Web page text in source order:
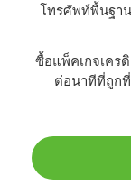
โทรศัพท์พื้นฐา
ซื้อแพ็คเกจเคร
ต่อนาทีที่ถูก